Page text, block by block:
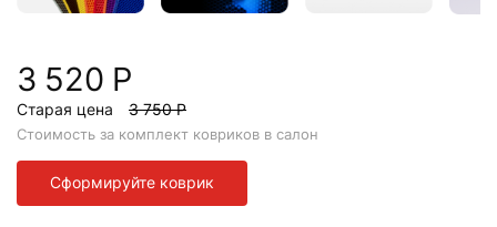
3 520 Р
Старая цена 3 750 Р
Стоимость за комплект ковриков в салон
Сформируйте коврик